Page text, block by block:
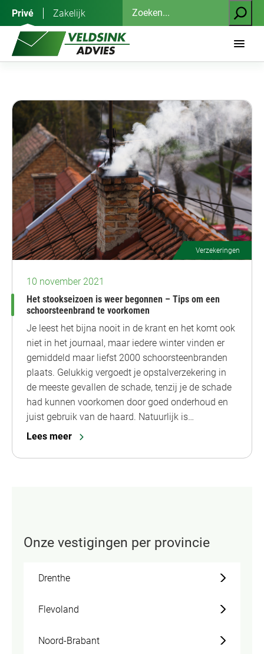
inhoud
Privé Zakelijk
Zoeken
Verzekeringen
10 november 2021
Het stookseizoen is weer begonnen – Tips om een
schoorsteenbrand te voorkomen
Je leest het bijna nooit in de krant en het komt ook
niet in het journaal, maar iedere winter vinden er
gemiddeld maar liefst 2000 schoorsteenbranden
plaats. Gelukkig vergoedt je opstalverzekering in
de meeste gevallen de schade, tenzij je de schade
had kunnen voorkomen door goed onderhoud en
juist gebruik van de haard. Natuurlijk is…
Lees meer
Onze vestigingen per provincie
Drenthe
Flevoland
Noord-Brabant